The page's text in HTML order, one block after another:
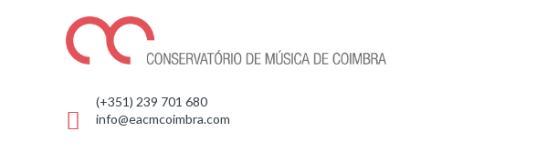
(+351) 239 701 680
info@eacmcoimbra.com